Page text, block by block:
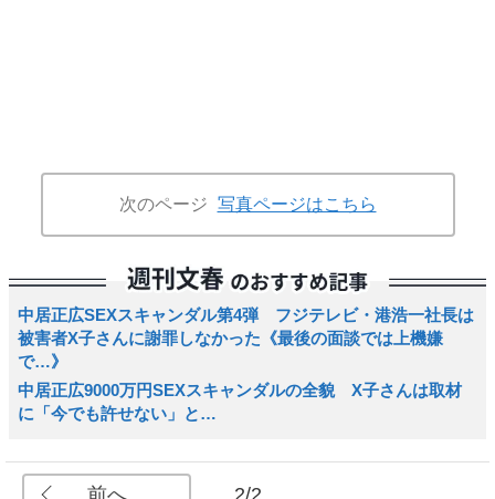
次のページ 写真ページはこちら
中居正広SEXスキャンダル第4弾 フジテレビ・港浩一社長は
被害者X子さんに謝罪しなかった《最後の面談では上機嫌
で…》
中居正広9000万円SEXスキャンダルの全貌 X子さんは取材
に「今でも許せない」と…
前へ